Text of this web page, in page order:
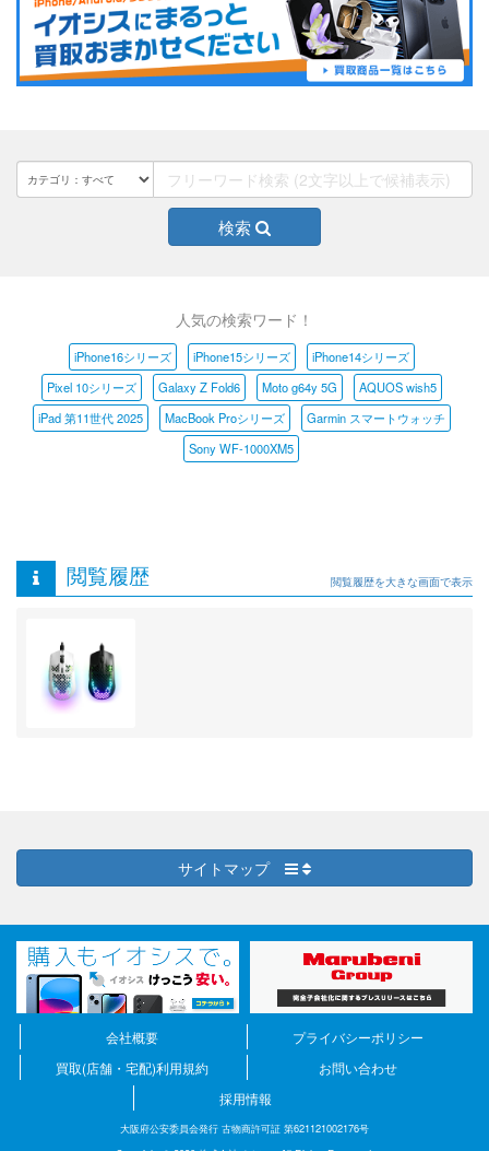
検索
人気の検索ワード！
iPhone16シリーズ iPhone15シリーズ
iPhone14シリーズ
Pixel 10シリーズ
Galaxy Z Fold6 Moto g64y 5G
AQUOS wish5
iPad 第11世代 2025
MacBook Proシリーズ
Garmin スマートウォッチ
Sony WF-1000XM5
閲覧履歴 閲覧履歴を大きな画面で表示
サイトマップ
会社概要
プライバシーポリシー
買取(店舗・宅配)利用規約
お問い合わせ
採用情報
大阪府公安委員会発行 古物商許可証 第621121002176号